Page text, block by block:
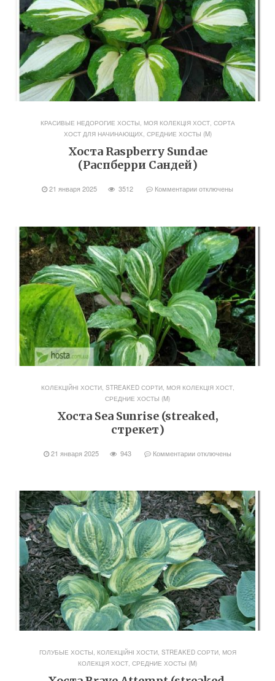
КРАСИВЫЕ НЕДОРОГИЕ ХОСТЫ, МОЯ КОЛЕКЦІЯ ХОСТ, СОРТА
ХОСТ ДЛЯ НАЧИНАЮЩИХ, СРЕДНИЕ ХОСТЫ (M)
Хоста Raspberry Sundae
(Распберри Сандей)
21 января 2025 3512 Комментарииотключены
КОЛЕКЦІЙНІ ХОСТИ, STREAKED СОРТИ, МОЯ КОЛЕКЦІЯ ХОСТ,
СРЕДНИЕ ХОСТЫ (M)
Хоста Sea Sunrise (streaked,
стрекет)
21 января 2025 943 Комментарииотключены
ГОЛУБЫЕ ХОСТЫ, КОЛЕКЦІЙНІ ХОСТИ, STREAKED СОРТИ, МОЯ
КОЛЕКЦІЯ ХОСТ, СРЕДНИЕ ХОСТЫ (M)